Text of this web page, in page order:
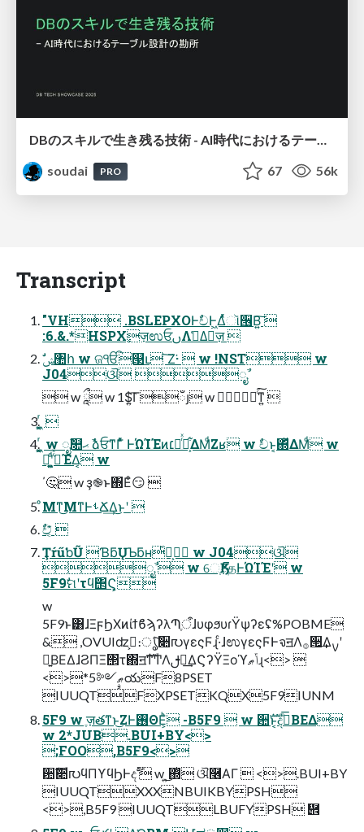
DBのスキルで生き残る技術 - AI時代におけるテーブル設計の勘所
soudai
PRO 67 56k
Transcript
"VH .BSLEPXOͰࣥචͰ͖Δͬͯૉ੖Β͍͠ 
:6.&.*HSPXٕज़ಉਓࢽΛࢧ͑Δٕज़ 
J04ଔ ೖࣾ
 w ཱྀ w 1$͍͡Γഁյ w ੡඼͸յͨ͘͠ͳ͍ 
͖͔͚ͬ 
͖͔͚ͬ w ೖࣾ௚ޙ ࣾձਓͳΓͨͯ ͰΏΊΈͷ׆ಈͬͯԿ͕͋ΔΜͩΖ͏ʁ w ࣥචͱ͔΍ͬͯΔΜͩ w
ฉ͖ʹ͍͚ͩ͘ߦͬͯΈΔ͔ w
΄͏🤔 w ҙ֎ͱ΍Εͦ͏😏 
ͦΜͳ͜ΜͳͰࢀՃ͢Δ͜ͱʹ 
ࣥච͔͊ 
ŢŕűƅŨ ƁƃŲƄƃʜ͏ͬ಄͕ w J04ଔ
ೖࣾ  w େֶӃ్தͰΏΊΈʹ w
5F9ࣗମʹτϥ΢Ϛ͕
w
5F9ͱ͸ɺΞϝϦΧͷίϯϐϡʔλՊֶऀɺυφϧυɾΫψʔεʢ%POBME
& ,OVUIʣࢯ͕։ൃͨ͠૊൛γεςϜɻ·ͨɺಉγεςϜͰจॻΛ࡞੒͢Δࡍʹ
༻͍ΒΕΔɺϨΠΞ΢τ΍ॻࣜͳͲΛࢦఆ͢ΔϚʔΫΞοϓݴޠɻ<> 
<>*5༻ޠࣙయF8PSET
IUUQTFXPSETKQX5F9IUNM
5F9 w ֶज़తͳͱ͜ΖͰ࢖ΘΕ͕ͪ -B5F9  w ਺ࣜͱ͔දࣔͤ͞ΒΕΔ
w 2*JUB.BUI+BY<>
;FOO,B5F9<>
਺ࣜ૊൛ϥΠϒϥϦͰදࣔ  w ͜͏͍͏΍ͭ ଔ࿦ΑΓ  <>.BUI+BY
IUUQTXXXNBUIKBYPSH
<>,B5F9 IUUQTLBUFYPSH ὎